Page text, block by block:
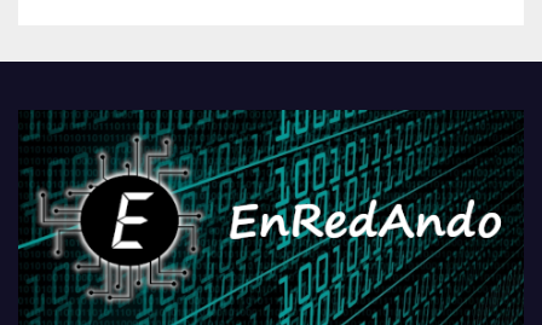
PlayStationeko bideojoko